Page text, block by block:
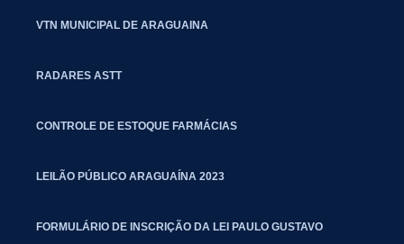
VTN MUNICIPAL DE ARAGUAINA
RADARES ASTT
CONTROLE DE ESTOQUE FARMÁCIAS
LEILÃO PÚBLICO ARAGUAÍNA 2023
FORMULÁRIO DE INSCRIÇÃO DA LEI PAULO GUSTAVO